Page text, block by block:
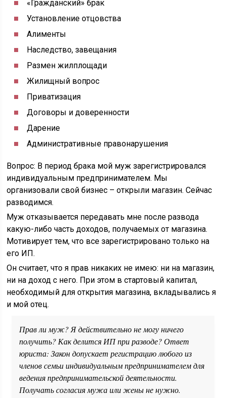
«Гражданский» брак
Установление отцовства
Алименты
Наследство, завещания
Размен жилплощади
Жилищный вопрос
Приватизация
Договоры и доверенности
Дарение
Административные правонарушения
Вопрос: В период брака мой муж зарегистрировался
индивидуальным предпринимателем. Мы
организовали свой бизнес – открыли магазин. Сейчас
разводимся.
Муж отказывается передавать мне после развода
какую-либо часть доходов, получаемых от магазина.
Мотивирует тем, что все зарегистрировано только на
его ИП.
Он считает, что я прав никаких не имею: ни на магазин,
ни на доход с него. При этом в стартовый капитал,
необходимый для открытия магазина, вкладывались я
и мой отец.
Прав ли муж? Я действительно не могу ничего
получить? Как делится ИП при разводе? Ответ
юриста: Закон допускает регистрацию любого из
членов семьи индивидуальным предпринимателем для
ведения предпринимательской деятельности.
Получать согласия мужа или жены не нужно.